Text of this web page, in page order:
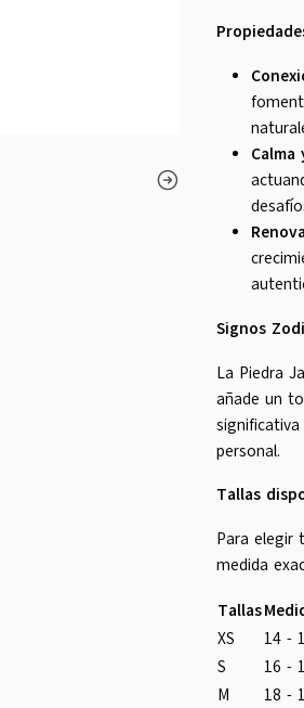
Calma
Signos
La Piedra
añade un
personal.
Tallas
Para elegir
medida
Tallas
XS
14 -
S
16 -
M
18 -